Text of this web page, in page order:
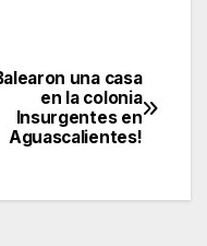
una casa
en la colonia
Insurgentes en
Aguascalientes!